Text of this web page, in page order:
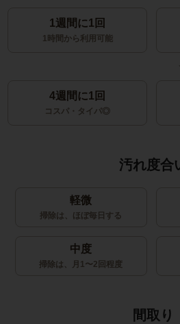
1週間に1回
1時間から利用可能
4週間に1回
コスパ・タイパ◎
汚れ度合
軽微
掃除は、ほぼ毎日する
中度
掃除は、月1〜2回程度
間取り